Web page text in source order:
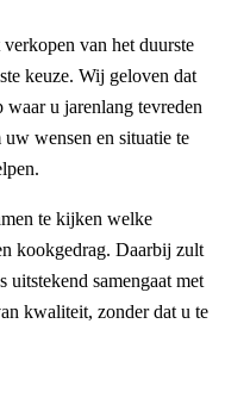
van het duurste
keuze. Wij geloven dat
waar u jarenlang tevreden
wensen en situatie te
te kijken welke
kookgedrag. Daarbij zult
uitstekend samengaat met
kwaliteit, zonder dat u te